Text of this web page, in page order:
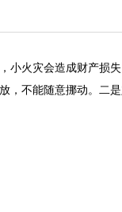
小火灾会造成财产损
，不能随意挪动。二